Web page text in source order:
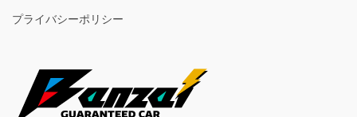
プライバシーポリシー